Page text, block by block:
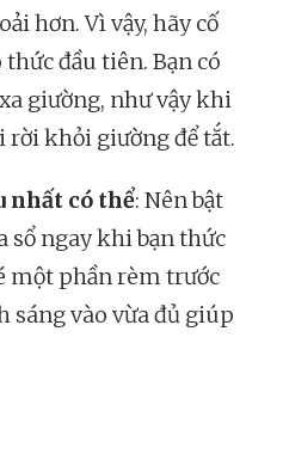
hơn. Vì vậy, hãy cố
đầu tiên. Bạn có
giường, như vậy khi
rời khỏi giường để tắt.
nhất có thể: Nên bật
sổ ngay khi bạn thức
một phần rèm trước
sáng vào vừa đủ giúp